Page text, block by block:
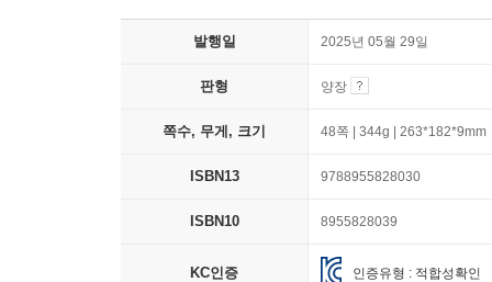
발행일 2025년 05월 29일
판형 양장
쪽수, 무게, 크기 48쪽 | 344g | 263*182*9mm
ISBN13 9788955828030
ISBN10 8955828039
KC인증 인증유형 : 적합성확인